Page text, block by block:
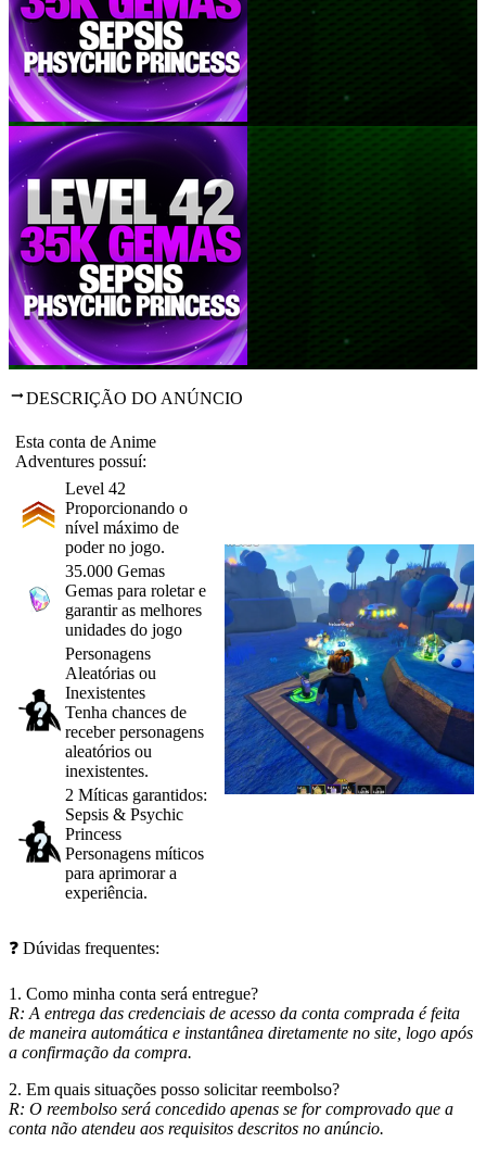
DESCRIÇÃO DO ANÚNCIO
Esta conta de Anime
Adventures possuí:
Level 42
Proporcionando o
nível máximo de
poder no jogo.
35.000 Gemas
Gemas para roletar e
garantir as melhores
unidades do jogo
Personagens
Aleatórias ou
Inexistentes
Tenha chances de
receber personagens
aleatórios ou
inexistentes.
2 Míticas garantidos:
Sepsis & Psychic
Princess
Personagens míticos
para aprimorar a
experiência.
❓ Dúvidas frequentes:
1. Como minha conta será entregue?
R: A entrega das credenciais de acesso da conta comprada é feita
de maneira automática e instantânea diretamente no site, logo após
a confirmação da compra.
2. Em quais situações posso solicitar reembolso?
R: O reembolso será concedido apenas se for comprovado que a
conta não atendeu aos requisitos descritos no anúncio.